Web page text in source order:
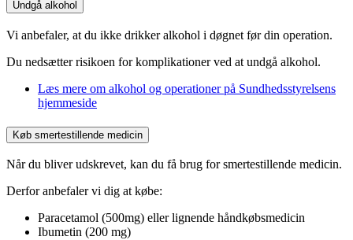
Undgå alkohol
Vi anbefaler, at du ikke drikker alkohol i døgnet før din operation.
Du nedsætter risikoen for komplikationer ved at undgå alkohol.
Læs mere om alkohol og operationer på Sundhedsstyrelsens
hjemmeside
Køb smertestillende medicin
Når du bliver udskrevet, kan du få brug for smertestillende medicin.
Derfor anbefaler vi dig at købe:
Paracetamol (500mg) eller lignende håndkøbsmedicin
Ibumetin (200 mg)